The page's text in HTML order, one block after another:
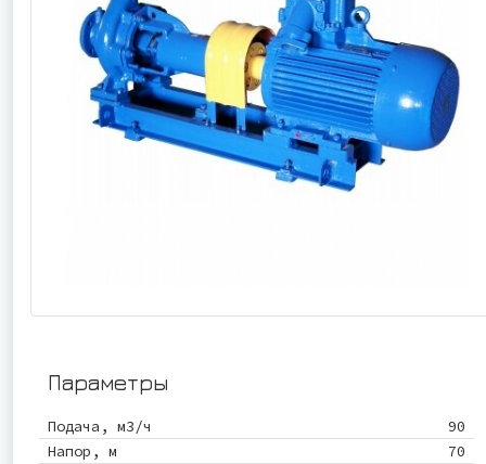
Параметры
Подача, м3/ч
90
Напор, м
70